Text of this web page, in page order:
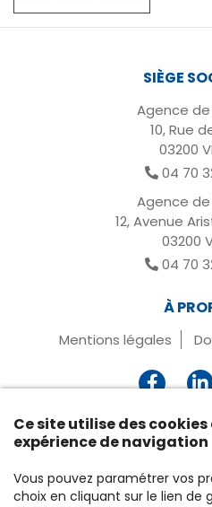
SIÈGE
Agence de
10, Rue
03200
04 70
Agence de
12, Avenue
03200
04 70
À
Mentions légales
Ce site utilise des
expérience de navigation
Vous pouvez paramétrer vos
choix en cliquant sur le lien de